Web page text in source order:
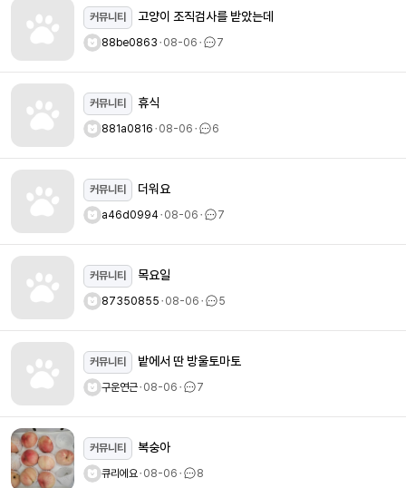
커뮤니티 고양이 조직검사를 받았는데
88be0863ㆍ08-06ㆍ 7
커뮤니티 휴식
881a0816ㆍ08-06ㆍ 6
커뮤니티 더워요
a46d0994ㆍ08-06ㆍ 7
커뮤니티 목요일
87350855ㆍ08-06ㆍ 5
커뮤니티 밭에서 딴 방울토마토
구운연근ㆍ08-06ㆍ 7
커뮤니티 복숭아
큐리에요ㆍ08-06ㆍ 8